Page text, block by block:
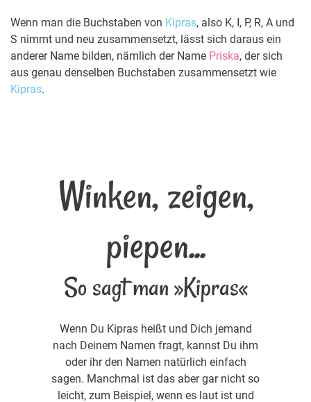
Wenn man die Buchstaben von Kipras, also K, I, P, R, A und
S nimmt und neu zusammensetzt, lässt sich daraus ein
anderer Name bilden, nämlich der Name Priska, der sich
aus genau denselben Buchstaben zusammensetzt wie
Kipras.
Winken, zeigen,
piepen...
So sagt man »Kipras«
Wenn Du Kipras heißt und Dich jemand
nach Deinem Namen fragt, kannst Du ihm
oder ihr den Namen natürlich einfach
sagen. Manchmal ist das aber gar nicht so
leicht, zum Beispiel, wenn es laut ist und